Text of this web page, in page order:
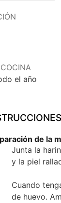
COCINA
el año
de la
Junta la
y la piel
Cuando
de huevo.